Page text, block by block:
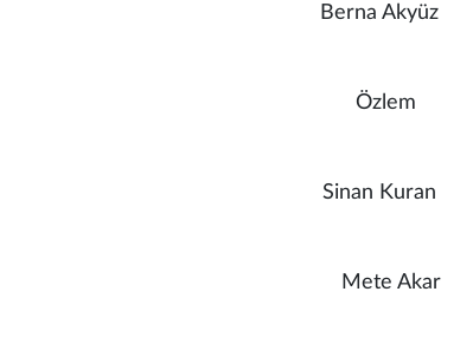
Berna Akyüz
Özlem
Sinan Kuran
Mete Akar